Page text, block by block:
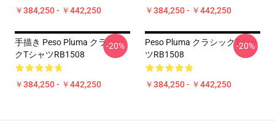
￥384,250 - ￥442,250 ￥384,250 - ￥442,250
手描き Peso Pluma クラシッ
クTシャツRB1508
￥384,250 - ￥442,250
-20%
Peso Pluma クラシックTシャ
ツRB1508
￥384,250 - ￥442,250
-20%